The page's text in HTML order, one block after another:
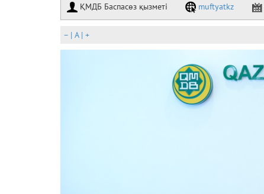
ҚМДБ Баспасөз қызметі muftyatkz
– | A| +